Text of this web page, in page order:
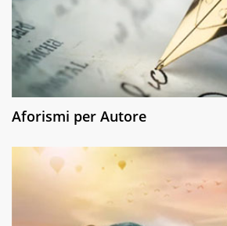
Aforismi per Autore